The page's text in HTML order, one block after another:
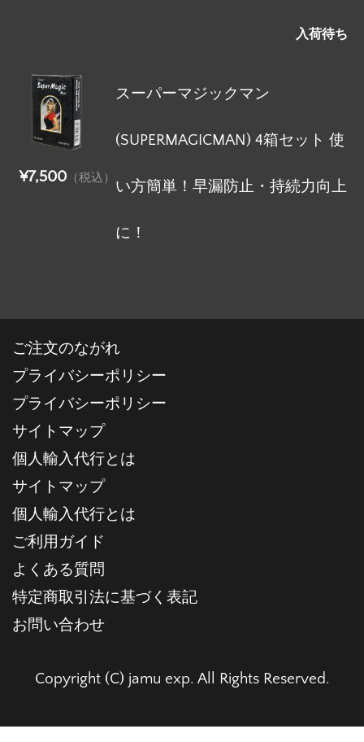
入荷待ち
スーパーマジックマン
(SUPERMAGICMAN) 4箱セット 使
い方簡単！早漏防止・持続力向上
に！
¥7,500 （税込）
ご注文のながれ
プライバシーポリシー
プライバシーポリシー
サイトマップ
個人輸入代行とは
サイトマップ
個人輸入代行とは
ご利用ガイド
よくある質問
特定商取引法に基づく表記
お問い合わせ
Copyright (C) jamu exp. All Rights Reserved.